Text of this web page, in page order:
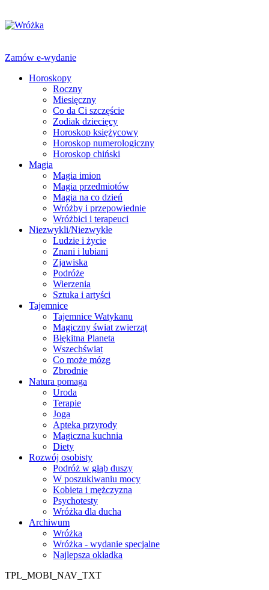
Zamów e-wydanie
Horoskopy
Roczny
Miesięczny
Co da Ci szczęście
Zodiak dziecięcy
Horoskop księżycowy
Horoskop numerologiczny
Horoskop chiński
Magia
Magia imion
Magia przedmiotów
Magia na co dzień
Wróżby i przepowiednie
Wróżbici i terapeuci
Niezwykli/Niezwykłe
Ludzie i życie
Znani i lubiani
Zjawiska
Podróże
Wierzenia
Sztuka i artyści
Tajemnice
Tajemnice Watykanu
Magiczny świat zwierząt
Błękitna Planeta
Wszechświat
Co może mózg
Zbrodnie
Natura pomaga
Uroda
Terapie
Joga
Apteka przyrody
Magiczna kuchnia
Diety
Rozwój osobisty
Podróż w głąb duszy
W poszukiwaniu mocy
Kobieta i mężczyzna
Psychotesty
Wróżka dla ducha
Archiwum
Wróżka
Wróżka - wydanie specjalne
Najlepsza okładka
TPL_MOBI_NAV_TXT